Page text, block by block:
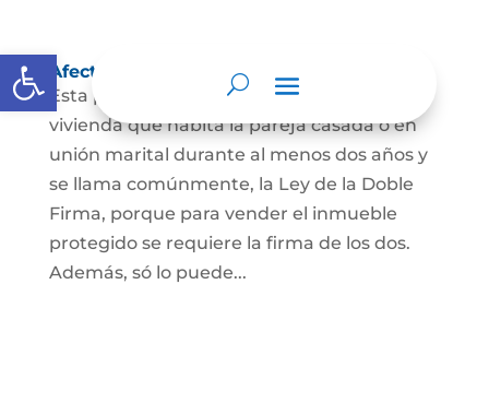
Abrir barra de herramientas
Afectación a Vivienda familiar
Esta protección la ordena la ley sobre la
vivienda que habita la pareja casada o en
unión marital durante al menos dos años y
se llama comúnmente, la Ley de la Doble
Firma, porque para vender el inmueble
protegido se requiere la firma de los dos.
Además, só lo puede...